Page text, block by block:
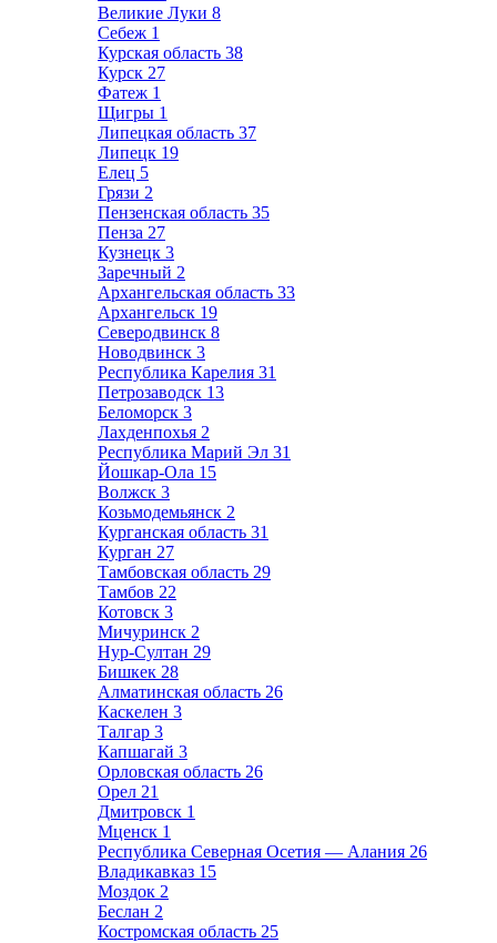
Великие Луки 8
Себеж 1
Курская область 38
Курск 27
Фатеж 1
Щигры 1
Липецкая область 37
Липецк 19
Елец 5
Грязи 2
Пензенская область 35
Пенза 27
Кузнецк 3
Заречный 2
Архангельская область 33
Архангельск 19
Северодвинск 8
Новодвинск 3
Республика Карелия 31
Петрозаводск 13
Беломорск 3
Лахденпохья 2
Республика Марий Эл 31
Йошкар-Ола 15
Волжск 3
Козьмодемьянск 2
Курганская область 31
Курган 27
Тамбовская область 29
Тамбов 22
Котовск 3
Мичуринск 2
Нур-Султан 29
Бишкек 28
Алматинская область 26
Каскелен 3
Талгар 3
Капшагай 3
Орловская область 26
Орел 21
Дмитровск 1
Мценск 1
Республика Северная Осетия — Алания 26
Владикавказ 15
Моздок 2
Беслан 2
Костромская область 25